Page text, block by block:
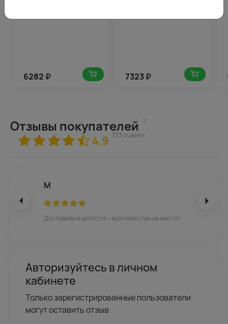
6282 ₽ 7323₽
Отзывы покупателей 1
4.9 733 оценки
М
Доставили в целости — все лепестки на месте!
Авторизуйтесь в личном
кабинете
Только зарегистрированные пользователи
могут оставить отзыв